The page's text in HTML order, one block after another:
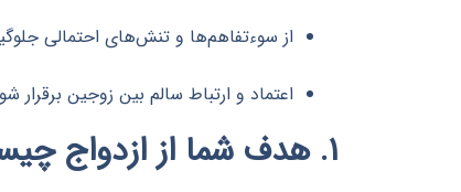
از سوءتفاهم‌ها و تنش‌های احتمالی
اعتماد و ارتباط سالم بین زوجین برقرار
۱. هدف شما از ازدواج چیست؟